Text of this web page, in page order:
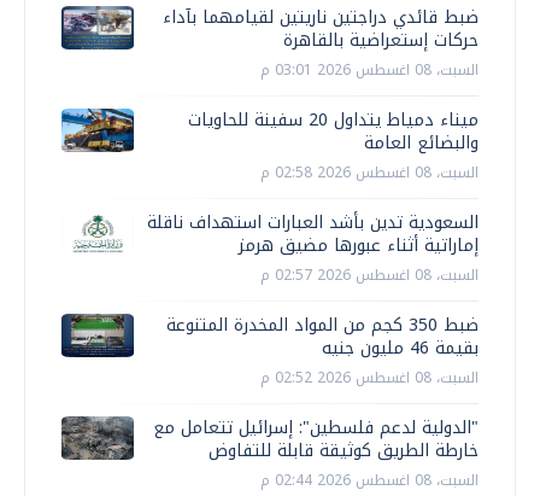
ضبط قائدي دراجتين ناريتين لقيامهما بآداء
حركات إستعراضية بالقاهرة
السبت، 08 اغسطس 2026 03:01 م
ميناء دمياط يتداول 20 سفينة للحاويات
والبضائع العامة
السبت، 08 اغسطس 2026 02:58 م
السعودية تدين بأشد العبارات استهداف ناقلة
إماراتية أثناء عبورها مضيق هرمز
السبت، 08 اغسطس 2026 02:57 م
ضبط 350 كجم من المواد المخدرة المتنوعة
بقيمة 46 مليون جنيه
السبت، 08 اغسطس 2026 02:52 م
"الدولية لدعم فلسطين": إسرائيل تتعامل مع
خارطة الطريق كوثيقة قابلة للتفاوض
السبت، 08 اغسطس 2026 02:44 م